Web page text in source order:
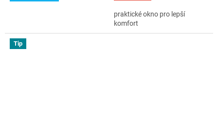
praktické okno pro lepší
komfort
Tip